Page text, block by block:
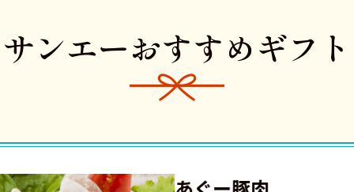
サンエーおすすめギフト